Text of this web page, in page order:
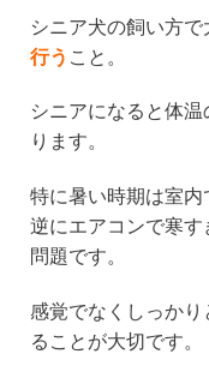
シニア犬の飼い方で
行う こと。
シニアになると体
ります。
特に暑い時期は室内
逆にエアコンで寒
問題です。
感覚でなくしっか
ることが大切です。